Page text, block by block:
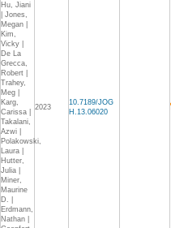
Hu, Jiani
| Jones,
Megan |
Kim,
Vicky |
De La
Grecca,
Robert |
Trahey,
Meg |
Karg,
Carissa |
Takalani,
Azwi |
Polakowski,
Laura |
Hutter,
Julia |
Miner,
Maurine
D. |
Erdmann,
Nathan |
2023
10.7189/JOG
H.13.06020